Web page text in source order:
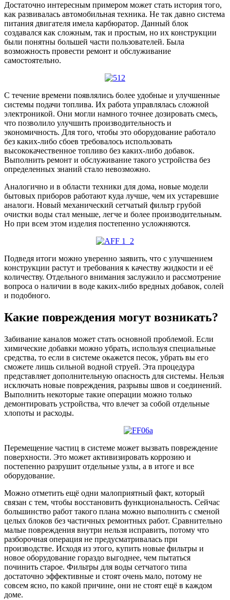
Достаточно интересным примером может стать история того,
как развивалась автомобильная техника. Не так давно система
питания двигателя имела карбюратор. Данный блок
создавался как сложным, так и простым, но их конструкции
были понятны большей части пользователей. Была
возможность провести ремонт и обслуживание
самостоятельно.
С течение времени появлялись более удобные и улучшенные
системы подачи топлива. Их работа управлялась сложной
электроникой. Они могли намного точнее дозировать смесь,
что позволило улучшить производительность и
экономичность. Для того, чтобы это оборудование работало
без каких-либо сбоев требовалось использовать
высококачественное топливо без каких-либо добавок.
Выполнить ремонт и обслуживание такого устройства без
определенных знаний стало невозможно.
Аналогично и в области техники для дома, новые модели
бытовых приборов работают куда лучше, чем их устаревшие
аналоги. Новый механический сетчатый фильтр грубой
очистки воды стал меньше, легче и более производительным.
Но при всем этом изделия постепенно усложняются.
Подведя итоги можно уверенно заявить, что с улучшением
конструкции растут и требования к качеству жидкости и её
количеству. Отдельного внимания заслужило и рассмотрение
вопроса о наличии в воде каких-либо вредных добавок, солей
и подобного.
Какие повреждения могут возникать?
Забивание каналов может стать основной проблемой. Если
химические добавки можно убрать, используя специальные
средства, то если в системе окажется песок, убрать вы его
сможете лишь сильной водной струей. Эта процедура
представляет дополнительную опасность для системы. Нельзя
исключать новые повреждения, разрывы швов и соединений.
Выполнить некоторые такие операции можно только
демонтировать устройства, что влечет за собой отдельные
хлопоты и расходы.
Перемещение частиц в системе может вызвать повреждение
поверхности. Это может активизировать коррозию и
постепенно разрушит отдельные узлы, а в итоге и все
оборудование.
Можно отметить ещё одни малоприятный факт, который
связан с тем, чтобы восстановить функциональность. Сейчас
большинство работ такого плана можно выполнить с сменой
целых блоков без частичных ремонтных работ. Сравнительно
малые повреждения внутри нельзя исправить, потому что
разборочная операция не предусматривалась при
производстве. Исходя из этого, купить новые фильтры и
новое оборудование гораздо выгоднее, чем пытаться
починить старое. Фильтры для воды сетчатого типа
достаточно эффективные и стоят очень мало, потому не
совсем ясно, по какой причине, они не стоят ещё в каждом
доме.